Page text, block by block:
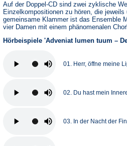
Auf der Doppel-CD sind zwei zyklische
Einzelkompositionen zu hören, die
gemeinsame Klammer ist das Ensemble
vier Damen mit einem phänomenalen
Hörbeispiele 'Adveniat lumen tuum –
01. Herr, öffne meine
02. Du hast mein
03. In der Nacht der